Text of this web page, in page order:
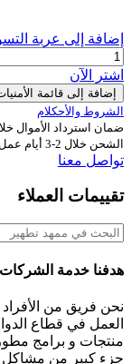
إضافة إلى عربة
اشترِ الآن
إضافة إلى قائمة
الشروط والأحكلام
ضمان استرداد الأموال خلال 30
الشحن خلال 2-3 أيام عمل
تواصل معنا
تقييمات العملاء
هدفنا خدمة
نحن فريق من
العمل في قطاع
منتجات و برامج
جزء كبير من مشاكل